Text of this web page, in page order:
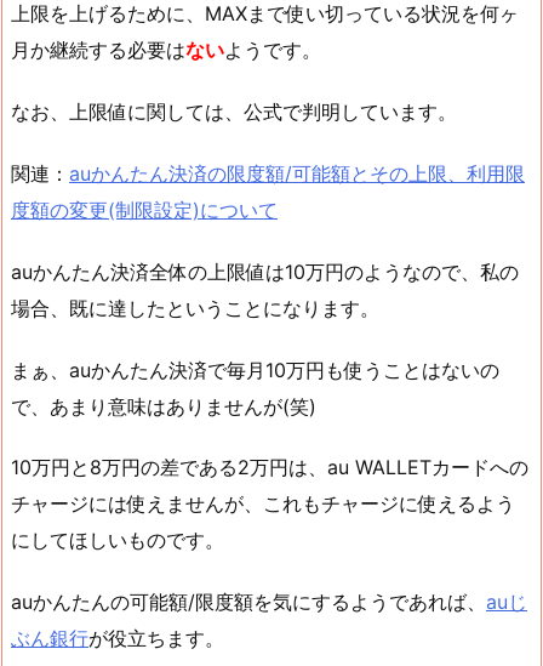
上限を上げるために、MAXまで使い切っている状況を何ヶ
月か継続する必要はないようです。
なお、上限値に関しては、公式で判明しています。
関連： auかんたん決済の限度額/可能額とその上限、利用限
度額の変更(制限設定)について
auかんたん決済全体の上限値は10万円のようなので、私の
場合、既に達したということになります。
まぁ、auかんたん決済で毎月10万円も使うことはないの
で、あまり意味はありませんが(笑)
10万円と8万円の差である2万円は、au WALLETカードへの
チャージには使えませんが、これもチャージに使えるよう
にしてほしいものです。
auかんたんの可能額/限度額を気にするようであれば、 auじ
ぶん銀行が役立ちます。